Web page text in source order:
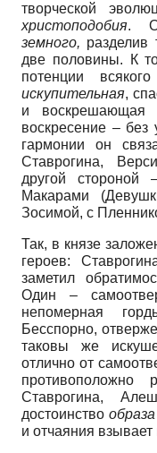
творческой
христоподобия.
земного, разделив
две половины. К
потенции
искупительная,
и воскрешающая
воскресение – без
гармонии он
Ставрогина,
другой
Макарами
Зосимой, с
Так, в князе
героев:
заметил
Один –
непомерная
Бесспорно,
таковы же
отлично от
противоположно
Ставрогина,
достоинство
и отчаяния взывает